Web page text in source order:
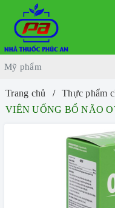
Trang chủ
Thực phẩm
VIÊN UỐNG BỔ NÃO